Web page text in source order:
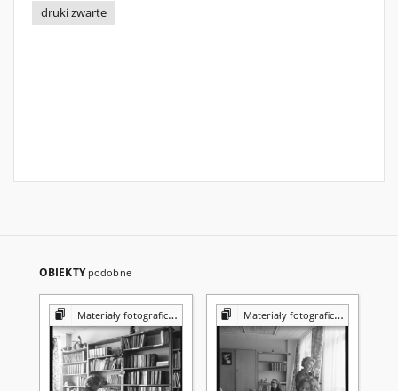
druki zwarte
OBIEKTY podobne
Materiały fotograficzne z Pracowni Reprografii Biblioteki UMCS Materiały fotograficzne z Pracowni Reprografii Biblioteki UMCS